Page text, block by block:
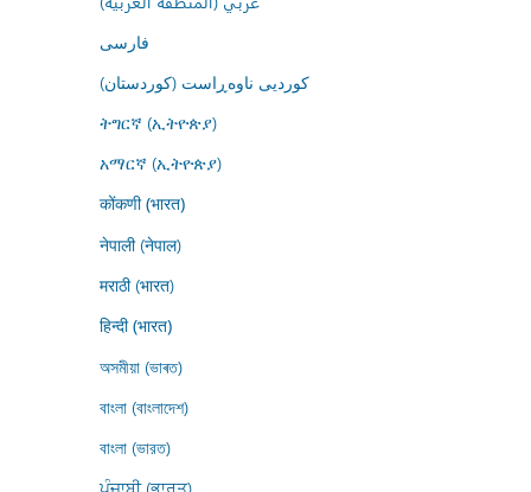
فارسى
کوردیی ناوەڕاست (کوردستان)
ትግርኛ (ኢትዮጵያ)
አማርኛ (ኢትዮጵያ)
कोंकणी (भारत)
नेपाली (नेपाल)
मराठी (भारत)
हिन्दी (भारत)
অসমীয়া (ভাৰত)
বাংলা (বাংলাদেশ)
বাংলা (ভারত)
ਪੰਜਾਬੀ (ਭਾਰਤ)